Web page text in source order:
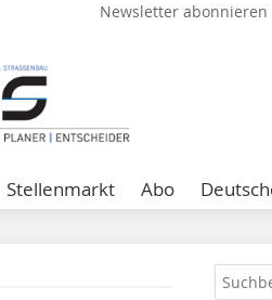
Newsletter abonnieren
Stellenmarkt Abo